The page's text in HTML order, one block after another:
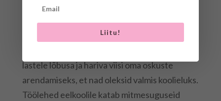
lastele lõbusa ja hariva viisi oma oskuste
arendamiseks, et nad oleksid valmis koolieluks.
Töölehed eelkoolile katab mitmesuguseid
Liitu!